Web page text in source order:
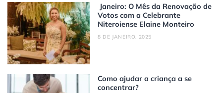
Janeiro: O Mês da Renovação de
Votos com a Celebrante
Niteroiense Elaine Monteiro
8 DE JANEIRO, 2025
Como ajudar a criança a se
concentrar?